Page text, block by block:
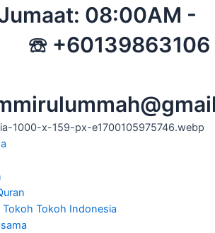
08:00AM -
+60139863106
Tokoh Tokoh Indonesia